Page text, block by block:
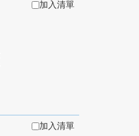
加入清單
加入清單